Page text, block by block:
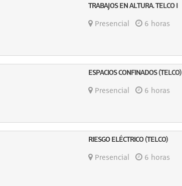
TRABAJOS EN ALTURA. TELCO I
Presencial 6 horas
ESPACIOS CONFINADOS (TELCO)
Presencial 6 horas
RIESGO ELÉCTRICO (TELCO)
Presencial 6 horas